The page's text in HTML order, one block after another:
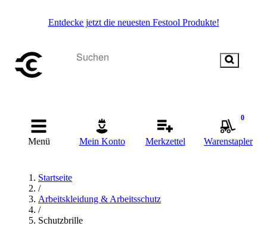
Entdecke jetzt die neuesten Festool Produkte!
Menü Mein Konto Merkzettel
0
Warenstapler
Startseite
/
Arbeitskleidung & Arbeitsschutz
/
Schutzbrille